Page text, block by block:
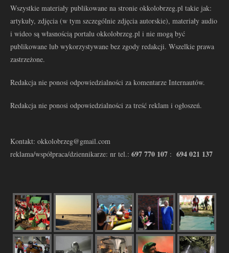
Wszystkie materiały publikowane na stronie okkolobrzeg.pl takie jak:
artykuły, zdjęcia (w tym szczególnie zdjęcia autorskie), materiały audio
i wideo są własnością portalu okkolobrzeg.pl i nie mogą być
publikowane lub wykorzystywane bez zgody redakcji. Wszelkie prawa
zastrzeżone.
Redakcja nie ponosi odpowiedzialności za komentarze Internautów.
Redakcja nie ponosi odpowiedzialności za treść reklam i ogłoszeń.
Kontakt: okkolobrzeg@gmail.com
reklama/współpraca/dziennikarze: nr tel.: 697 770 107 : 694 021 137